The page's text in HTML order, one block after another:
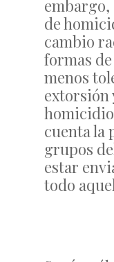
de
cambio
formas
menos
extorsión
cuenta la
grupos
estar
todo